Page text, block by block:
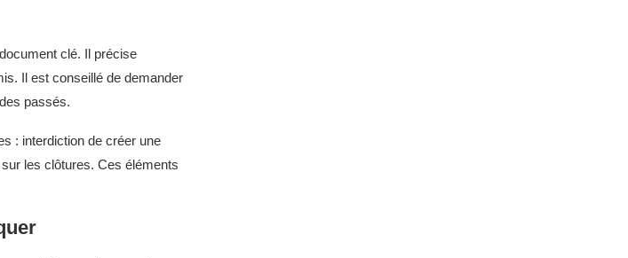
clé. Il précise
Il est conseillé de demander
passés.
: interdiction de créer une
les clôtures. Ces éléments